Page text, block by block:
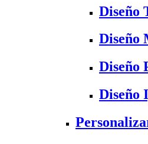
Diseño
Diseño
Diseño
Diseño